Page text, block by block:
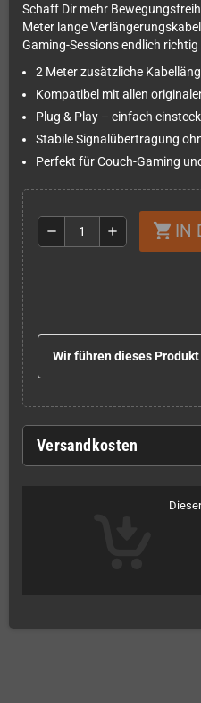
Schaff Dir mehr
Meter lange
Gaming-Sessions endlich
2 Meter zusätzliche
Kompatibel mit allen
Plug & Play – einfach
Stabile Signalübertragung
Perfekt für Couch-Gaming
remove add shopping_cart IN
Wir führen dieses
Versandkosten